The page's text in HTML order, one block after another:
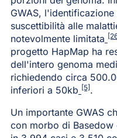
GWAS,
suscettibilità alle
notevolmente limitata
progetto HapMap ha
dell'intero genoma
richiedendo circa
inferiori a 50kb [5] .
Un importante GWAS
con morbo di Basedow